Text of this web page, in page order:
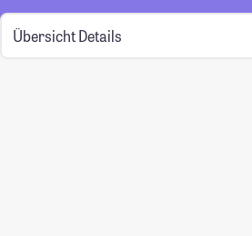
Übersicht Details